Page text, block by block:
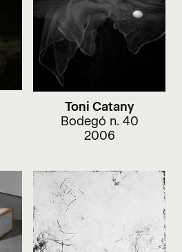
Toni Catany
Bodegó n. 40
2006